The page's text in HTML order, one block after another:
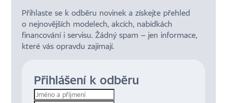
Přihlaste se k odběru novinek a získejte přehled
o nejnovějších modelech, akcích, nabídkách
financování i servisu. Žádný spam – jen informace,
které vás opravdu zajímají.
Přihlášení k odběru